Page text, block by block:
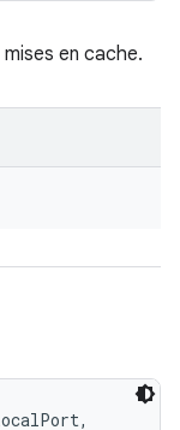
en cache.